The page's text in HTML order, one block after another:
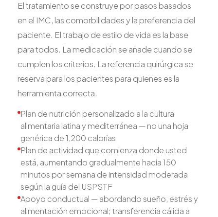
El tratamiento se construye por pasos basados
en el IMC, las comorbilidades y la preferencia del
paciente. El trabajo de estilo de vida es la base
para todos. La medicación se añade cuando se
cumplen los criterios. La referencia quirúrgica se
reserva para los pacientes para quienes es la
herramienta correcta.
Plan de nutrición personalizado a la cultura
alimentaria latina y mediterránea — no una hoja
genérica de 1,200 calorías
Plan de actividad que comienza donde usted
está, aumentando gradualmente hacia 150
minutos por semana de intensidad moderada
según la guía del USPSTF
Apoyo conductual — abordando sueño, estrés y
alimentación emocional; transferencia cálida a